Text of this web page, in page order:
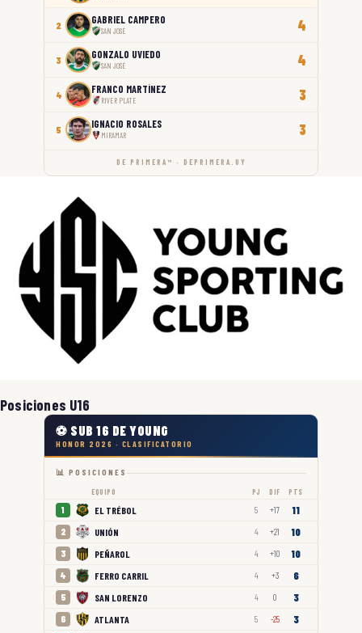
2 GABRIEL CAMPERO
SAN JOSÉ 4
3 GONZALO UVIEDO
SAN JOSÉ 4
4 FRANCO MARTÍNEZ
RIVER PLATE 3
5 IGNACIO ROSALES
MIRAMAR 3
DE PRIMERA™ · DEPRIMERA.UY
Posiciones U16
⚽ SUB 16 DE YOUNG
HONOR 2026 · CLASIFICATORIO
📊 POSICIONES
EQUIPO PJ DIF PTS
1 EL TRÉBOL 5 +17 11
2 UNIÓN 4 +21 10
3 PEÑAROL 4 +10 10
4 FERRO CARRIL 4 +3 6
5 SAN LORENZO 4 0 3
6 ATLANTA 5 -25 3